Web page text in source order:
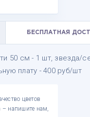
БЕСПЛАТНАЯ
50 см - 1 шт, звезда/
плату - 400 руб/шт
цветов
– напишите нам,